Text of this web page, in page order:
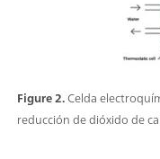
Figure 2.Celda
reducción de dióxido de